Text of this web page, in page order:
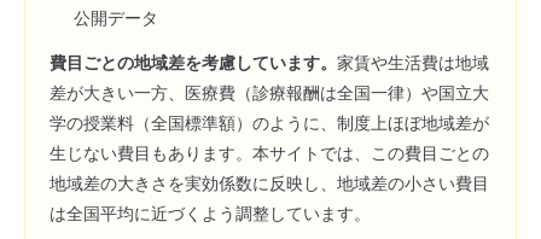
公開データ
費目ごとの地域差を考慮しています。 家賃や生活費は地域
差が大きい一方、医療費（診療報酬は全国一律）や国立大
学の授業料（全国標準額）のように、制度上ほぼ地域差が
生じない費目もあります。本サイトでは、この費目ごとの
地域差の大きさを実効係数に反映し、地域差の小さい費目
は全国平均に近づくよう調整しています。